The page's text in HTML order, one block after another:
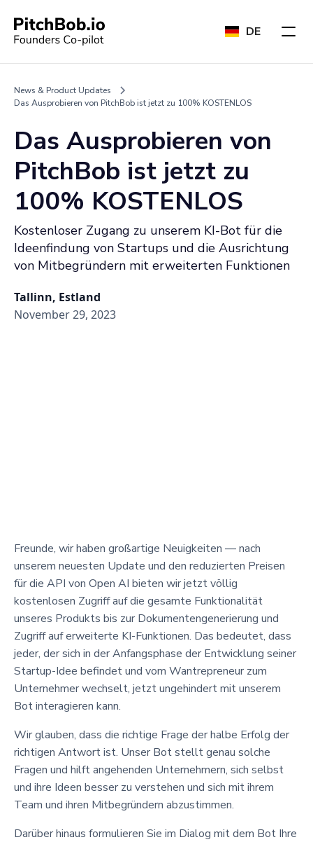
DE
News & Product Updates
Das Ausprobieren von PitchBob ist jetzt zu 100% KOSTENLOS
Das Ausprobieren von
PitchBob ist jetzt zu
100% KOSTENLOS
Kostenloser Zugang zu unserem KI-Bot für die
Ideenfindung von Startups und die Ausrichtung
von Mitbegründern mit erweiterten Funktionen
Tallinn, Estland
November 29, 2023
Freunde, wir haben großartige Neuigkeiten — nach
unserem neuesten Update und den reduzierten Preisen
für die API von Open AI bieten wir jetzt völlig
kostenlosen Zugriff auf die gesamte Funktionalität
unseres Produkts bis zur Dokumentengenerierung und
Zugriff auf erweiterte KI-Funktionen. Das bedeutet, dass
jeder, der sich in der Anfangsphase der Entwicklung seiner
Startup-Idee befindet und vom Wantrepreneur zum
Unternehmer wechselt, jetzt ungehindert mit unserem
Bot interagieren kann.
Wir glauben, dass die richtige Frage der halbe Erfolg der
richtigen Antwort ist. Unser Bot stellt genau solche
Fragen und hilft angehenden Unternehmern, sich selbst
und ihre Ideen besser zu verstehen und sich mit ihrem
Team und ihren Mitbegründern abzustimmen.
Darüber hinaus formulieren Sie im Dialog mit dem Bot Ihre